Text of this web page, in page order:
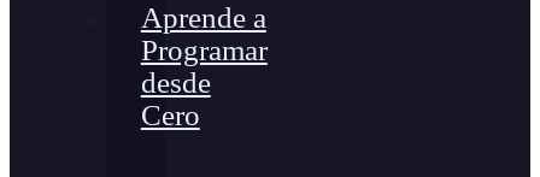
Aprende a
Programar
desde
Cero